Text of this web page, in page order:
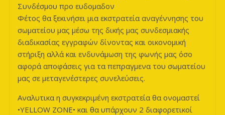
Συνδέσμου προ ευδομαδον
Φέτος θα ξεκινήσει μια εκστρατεία αναγέννησης του
σωματείου μας μέσω της δικής μας συνδεσμιακής
διαδικασίας εγγραφών δίνοντας και οικονομική
στήριξη αλλά και ενδυνάμωση της φωνής μας όσο
αφορά αποφάσεις για τα πεπραγμενα του σωματείου
μας σε μεταγενέστερες συνελεύσεις.
Αναλυτικα η συγκεκριμένη εκστρατεία θα ονομαστεί
•YELLOW ZONE• και θα υπάρχουν 2 διαφορετικοί